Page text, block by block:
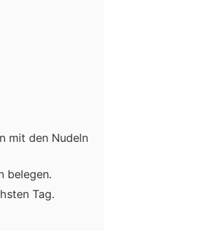
mit den Nudeln
belegen.
Tag.